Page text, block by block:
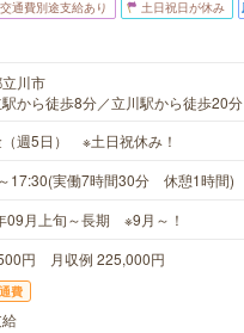
交通費別途支給あり 土日祝日が休み
川市
から徒歩8分／立川駅から徒歩20分
（週5日） ※土日祝休み！
17:30(実働7時間30分 休憩1時間)
09月上旬～長期 ※9月～！
円 月収例 225,000円
費